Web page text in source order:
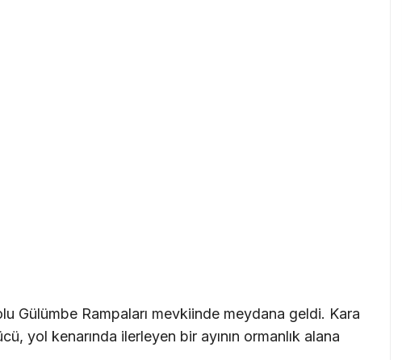
Gülümbe Rampaları mevkiinde meydana geldi. Kara
yol kenarında ilerleyen bir ayının ormanlık alana